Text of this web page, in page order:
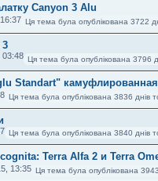
Canyon 3 Alu
Ця тема була опублікована 3722
3
03:48 Ця тема була опублікована 3796
Standart" камуфлированная
Ця тема була опублікована 3836 днів
Ця тема була опублікована 3840 днів
Terra Alfa 2 и Terra
13:35 Ця тема була опублікована